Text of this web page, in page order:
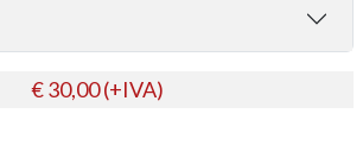
€ 30,00 (+IVA)